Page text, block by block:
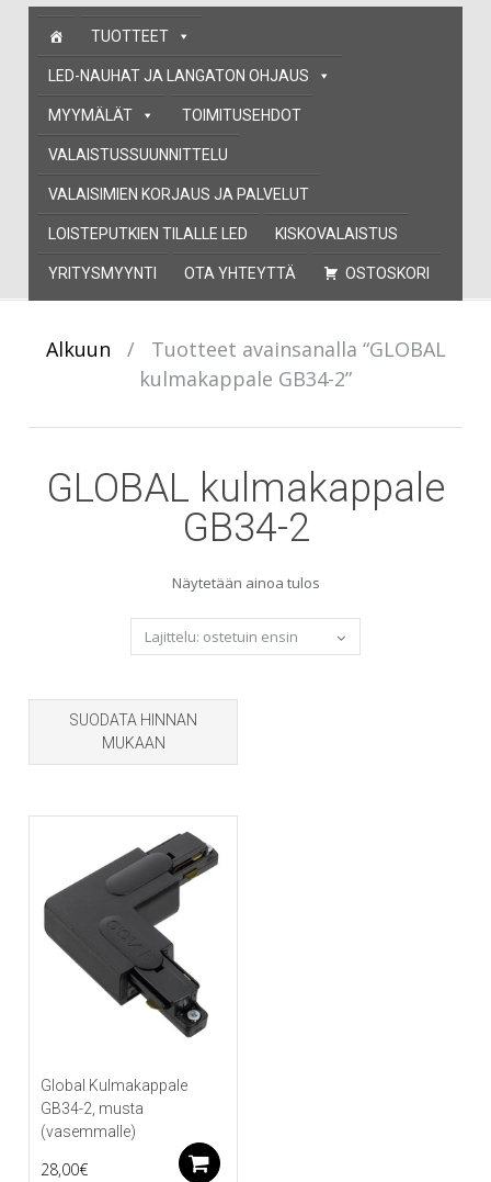
Skip
content
TUOTTEET
LED-NAUHAT JA LANGATON OHJAUS
MYYMÄLÄT TOIMITUSEHDOT
VALAISTUSSUUNNITTELU
VALAISIMIEN KORJAUS JA PALVELUT
LOISTEPUTKIEN TILALLE LED KISKOVALAISTUS
YRITYSMYYNTI OTA YHTEYTTÄ OSTOSKORI
Alkuun /
Tuotteet avainsanalla “GLOBAL
kulmakappale GB34-2”
GLOBAL kulmakappale
GB34-2
Näytetään ainoa tulos
SUODATA HINNAN
MUKAAN
Global Kulmakappale
GB34-2, musta
(vasemmalle)
28,00€